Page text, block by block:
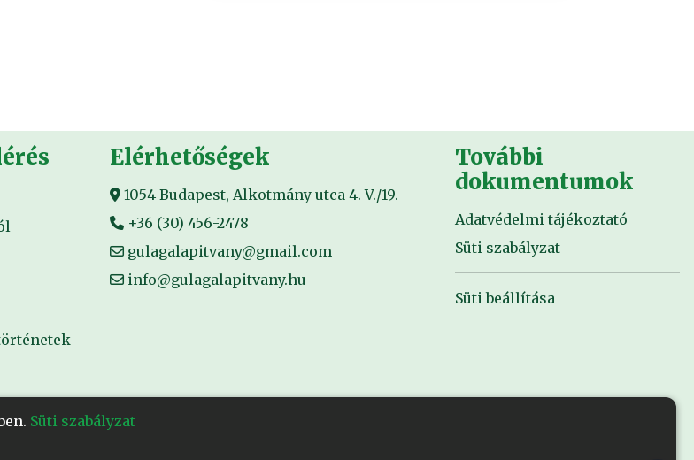
Süti szabályzat
Elérhetőségek
1054 Budapest, Alkotmány utca 4. V./19.
+36 (30) 456-2478
gulagalapitvany@gmail.com
info@gulagalapitvany.hu
További
dokumentumok
Adatvédelmi tájékoztató
Süti szabályzat
Süti beállítása